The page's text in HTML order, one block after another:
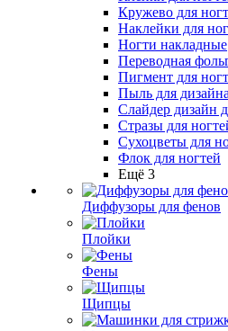
Кружево для
Наклейки для
Ногти накладные
Переводная
Пигмент для
Пыль для
Слайдер дизайн
Стразы для
Сухоцветы для
Флок для ногтей
Ещё 3
Диффузоры для фенов
Плойки
Фены
Щипцы